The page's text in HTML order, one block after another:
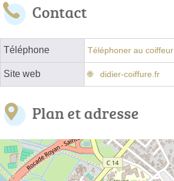
Contact
Téléphone Téléphoner au coiffeur
Site web didier-coiffure.fr
Plan et adresse